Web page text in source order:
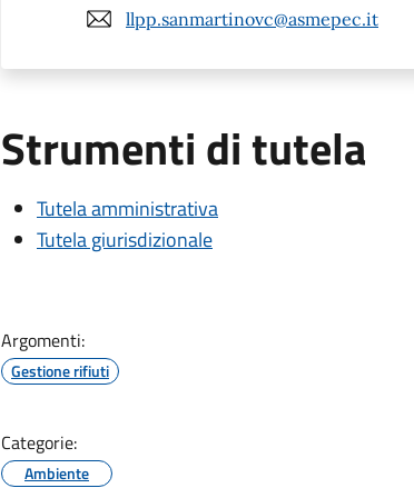
llpp.sanmartinovc@asmepec.it
Strumenti di tutela
Tutela amministrativa
Tutela giurisdizionale
Argomenti:
Gestione rifiuti
Categorie:
Ambiente